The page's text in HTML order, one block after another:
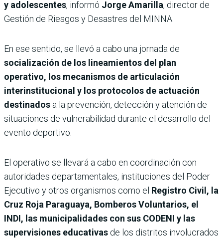
y adolescentes, informó Jorge Amarilla, director de
Gestión de Riesgos y Desastres del MINNA.
En ese sentido, se llevó a cabo una jornada de
socialización de los lineamientos del plan
operativo, los mecanismos de articulación
interinstitucional y los protocolos de actuación
destinados a la prevención, detección y atención de
situaciones de vulnerabilidad durante el desarrollo del
evento deportivo.
El operativo se llevará a cabo en coordinación con
autoridades departamentales, instituciones del Poder
Ejecutivo y otros organismos como el Registro Civil, la
Cruz Roja Paraguaya, Bomberos Voluntarios, el
INDI, las municipalidades con sus CODENI y las
supervisiones educativas de los distritos involucrados